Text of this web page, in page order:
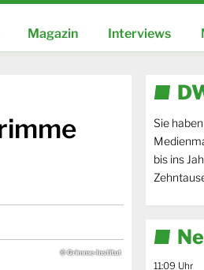
Magazin Interviews
© Grimme-Institut
Sie
bis ins
11:09 Uhr